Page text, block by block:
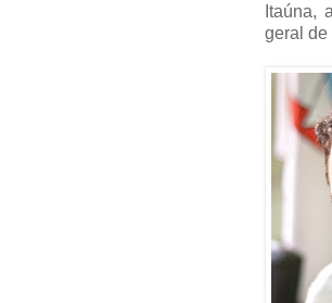
Itaúna,
geral de